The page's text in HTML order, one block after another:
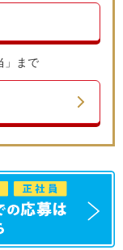
」まで